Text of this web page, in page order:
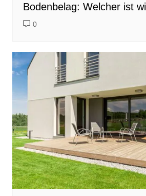
Bodenbelag: Welcher ist
0